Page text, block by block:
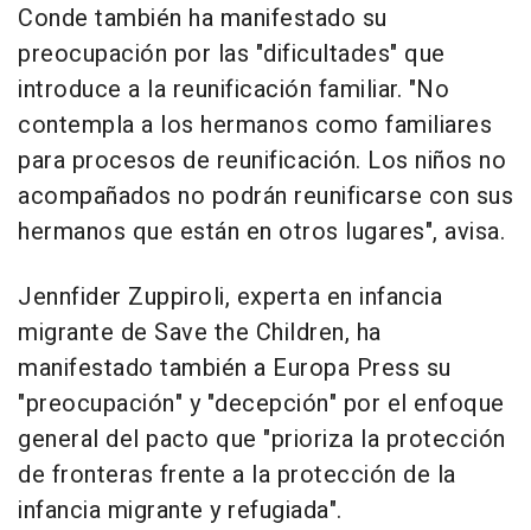
Conde también ha manifestado su
preocupación por las "dificultades" que
introduce a la reunificación familiar. "No
contempla a los hermanos como familiares
para procesos de reunificación. Los niños no
acompañados no podrán reunificarse con sus
hermanos que están en otros lugares", avisa.
Jennfider Zuppiroli, experta en infancia
migrante de Save the Children, ha
manifestado también a Europa Press su
"preocupación" y "decepción" por el enfoque
general del pacto que "prioriza la protección
de fronteras frente a la protección de la
infancia migrante y refugiada".